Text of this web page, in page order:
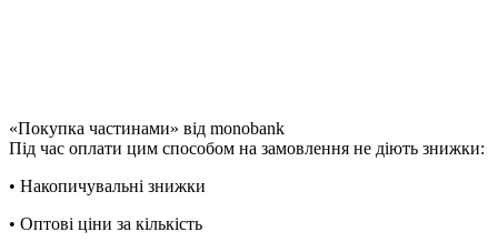
«Покупка частинами» від monobank
Під час оплати цим способом на замовлення не діють знижки:
• Накопичувальні знижки
• Оптові ціни за кількість